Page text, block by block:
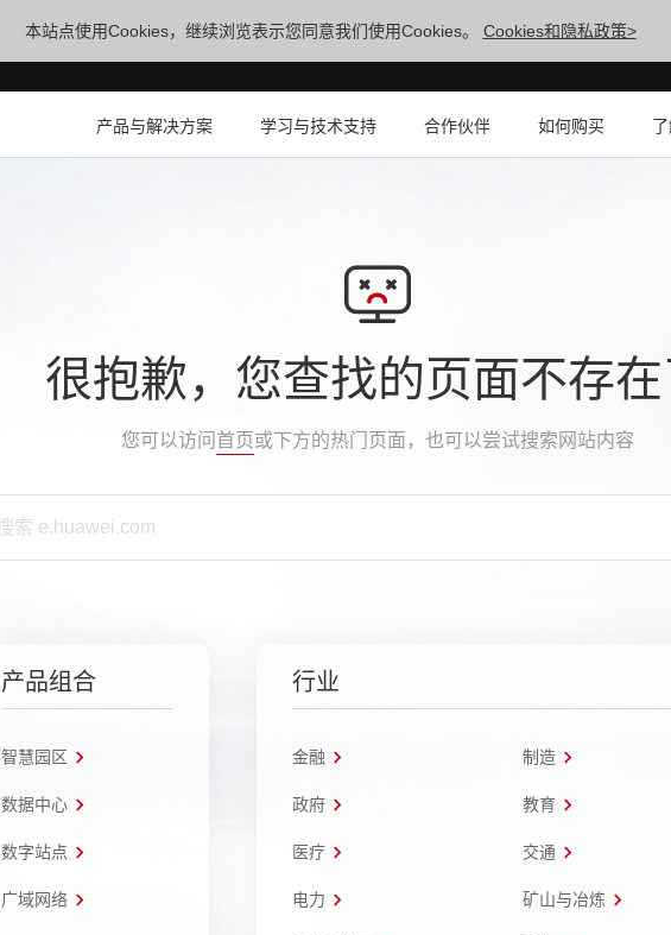
本站点使用Cookies，继续浏览表示您同意我们使用Cookies。 Cookies和隐私政策>
产品与解决方案 学习与技术支持 合作伙伴 如何购买
很抱歉，您查找的页面不存在
您可以访问 首页或下方的热门页面，也可以尝试搜索网站内容
产品组合
智慧园区
数据中心
数字站点
广域网络
行业
金融 制造
政府 教育
医疗 交通
电力 矿山与冶炼